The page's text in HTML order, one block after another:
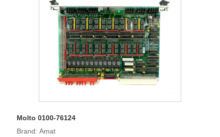
Molto 0100-76124
Brand: Amat